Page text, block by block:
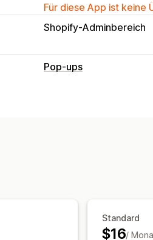
Für diese App ist keine
Shopify-Adminbereich
Pop-ups
Analysen
Standard
$16/